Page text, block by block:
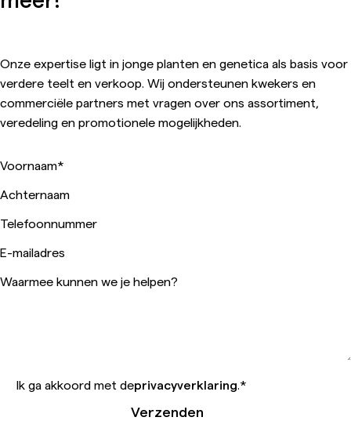
Onze expertise ligt in jonge planten en genetica als basis voor
verdere teelt en verkoop. Wij ondersteunen kwekers en
commerciële partners met vragen over ons assortiment,
veredeling en promotionele mogelijkheden.
Voornaam*
Achternaam
Telefoonnummer
E-mailadres
Waarmee kunnen we je helpen?
Ik ga akkoord met deprivacyverklaring *
Verzenden